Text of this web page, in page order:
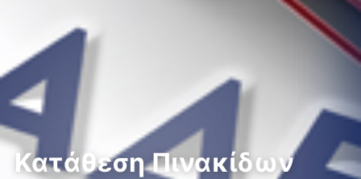
Κατάθεση Πινακίδων